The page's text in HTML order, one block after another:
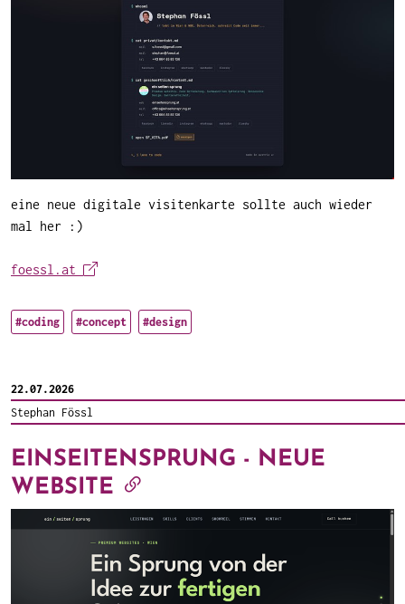
eine neue digitale visitenkarte sollte auch wieder
mal her :)
foessl.at
#coding #concept #design
22.07.2026
Stephan Fössl
EINSEITENSPRUNG - NEUE
WEBSITE